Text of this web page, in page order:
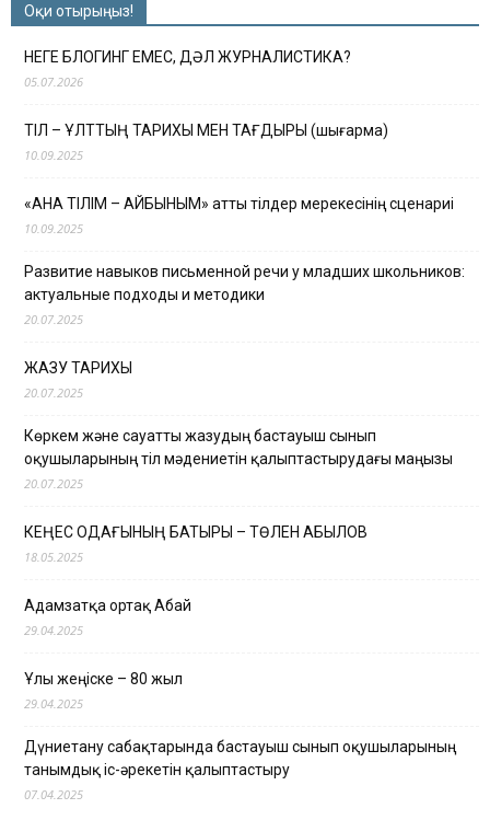
Оқи отырыңыз!
НЕГЕ БЛОГИНГ ЕМЕС, ДӘЛ ЖУРНАЛИСТИКА?
05.07.2026
ТІЛ – ҰЛТТЫҢ ТАРИХЫ МЕН ТАҒДЫРЫ (шығарма)
10.09.2025
«АНА ТІЛІМ – АЙБЫНЫМ» атты тілдер мерекесінің сценариі
10.09.2025
Развитие навыков письменной речи у младших школьников:
актуальные подходы и методики
20.07.2025
ЖАЗУ ТАРИХЫ
20.07.2025
Көркем және сауатты жазудың бастауыш сынып
оқушыларының тіл мәдениетін қалыптастырудағы маңызы
20.07.2025
КЕҢЕС ОДАҒЫНЫҢ БАТЫРЫ – ТӨЛЕН ҚАБЫЛОВ
18.05.2025
Адамзатқа ортақ Абай
29.04.2025
Ұлы жеңіске – 80 жыл
29.04.2025
Дүниетану сабақтарында бастауыш сынып оқушыларының
танымдық іс-әрекетін қалыптастыру
07.04.2025